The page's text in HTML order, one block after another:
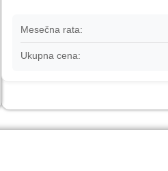
Mesečna rata:
Ukupna cena: